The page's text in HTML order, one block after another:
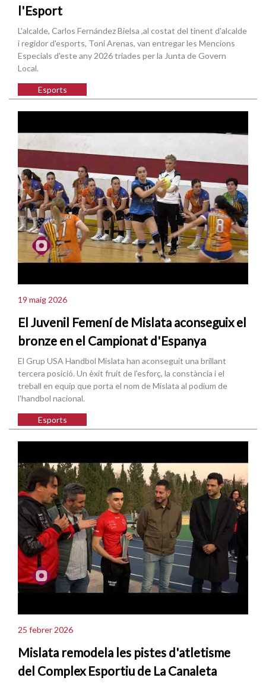
l'Esport
L'alcalde, Carlos Fernández Bielsa ,al costat del tinent d'alcalde
i regidor d'esports, Toni Arenas, van entregar les Mencions
Especials d'este any 2026 triades per la Junta de Govern
Local.
Esports
19 maig 2026
El Juvenil Femení de Mislata aconseguix el
bronze en el Campionat d'Espanya
El Grup USA Handbol Mislata han aconseguit una brillant
tercera posició. Un èxit fruit de l'esforç, la constància i el
treball en equip que porta el nom de Mislata al podium de
l'handbol nacional.
Esports
25 febrer 2026
Mislata remodela les pistes d'atletisme
del Complex Esportiu de La Canaleta